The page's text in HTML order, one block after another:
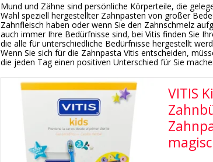
Mund und Zähne sind persönliche Körperteile, die
Wahl speziell hergestellter Zahnpasten von großer
Zahnfleisch haben oder wenn Sie den Zahnschmelz
auch immer Ihre Bedürfnisse sind, bei Vitis finden Sie
die alle für unterschiedliche Bedürfnisse hergestellt
Wenn Sie sich für die Zahnpasta Vitis entscheiden,
die jeden Tag einen positiven Unterschied für Sie
VITIS